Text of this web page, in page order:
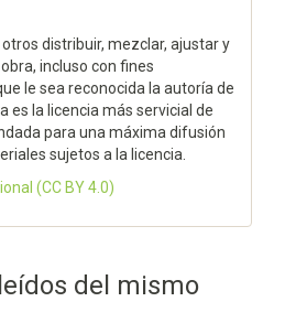
distribuir, mezclar, ajustar y
incluso con fines
le sea reconocida la autoría de
es la licencia más servicial de
para una máxima difusión
sujetos a la licencia.
(CC BY 4.0)
del mismo